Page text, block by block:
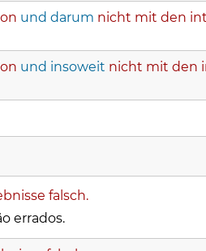
und darum nicht mit den
und insoweit nicht mit den
falsch.
errados.